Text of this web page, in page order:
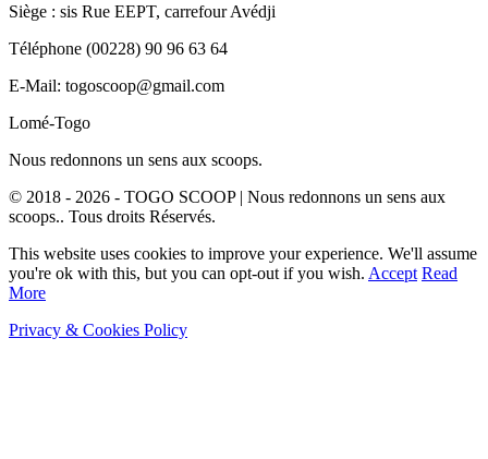
Siège : sis Rue EEPT, carrefour Avédji
Téléphone (00228) 90 96 63 64
E-Mail: togoscoop@gmail.com
Lomé-Togo
Nous redonnons un sens aux scoops.
© 2018 - 2026 - TOGO SCOOP | Nous redonnons un sens aux
scoops.. Tous droits Réservés.
This website uses cookies to improve your experience. We'll assume
you're ok with this, but you can opt-out if you wish. Accept Read
More
Privacy & Cookies Policy